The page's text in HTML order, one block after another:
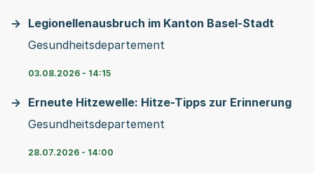
Legionellenausbruch im Kanton Basel-Stadt
Gesundheitsdepartement
03.08.2026 - 14:15
Erneute Hitzewelle: Hitze-Tipps zur Erinnerung
Gesundheitsdepartement
28.07.2026 - 14:00